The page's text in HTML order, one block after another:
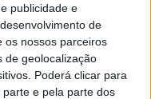
publicidade e
de
os nossos parceiros
de geolocalização
Poderá clicar para
e pela parte dos
de Resgate com
Subaquáticas
subaquática, junto
tenha tentado